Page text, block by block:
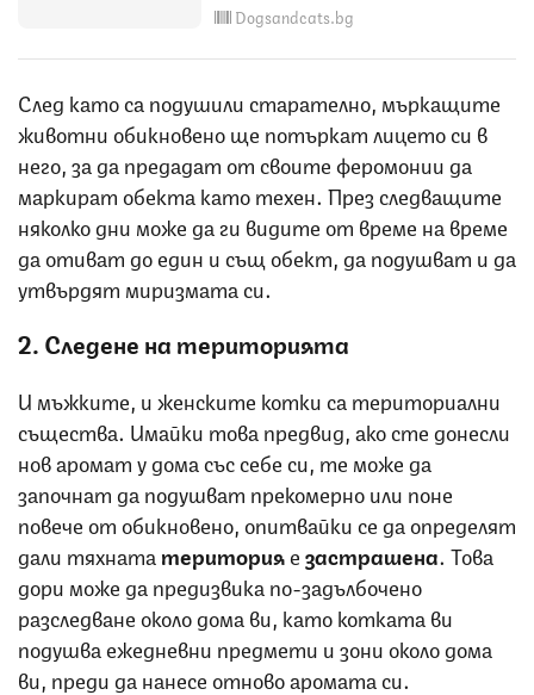
Dogsandcats.bg
След като са подушили старателно, мъркащите
животни обикновено ще потъркат лицето си в
него, за да предадат от своите феромонии да
маркират обекта като техен. През следващите
няколко дни може да ги видите от време на време
да отиват до един и същ обект, да подушват и да
утвърдят миризмата си.
2. Следене на територията
И мъжките, и женските котки са териториални
същества. Имайки това предвид, ако сте донесли
нов аромат у дома със себе си, те може да
започнат да подушват прекомерно или поне
повече от обикновено, опитвайки се да определят
дали тяхната територияезастрашена. Това
дори може да предизвика по-задълбочено
разследване около дома ви, като котката ви
подушва ежедневни предмети и зони около дома
ви, преди да нанесе отново аромата си.